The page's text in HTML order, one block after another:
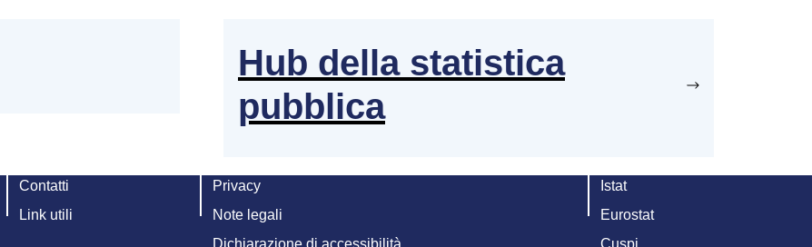
Hub della statistica
pubblica
Contatti
Link utili
Privacy
Note legali
Dichiarazione di accessibilità
Istat
Eurostat
Cuspi